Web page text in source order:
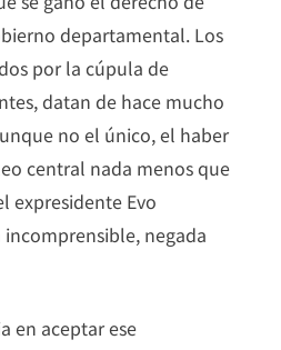
departamental. Los
por la cúpula de
datan de hace mucho
no el único, el haber
central nada menos que
expresidente Evo
negada
en aceptar ese